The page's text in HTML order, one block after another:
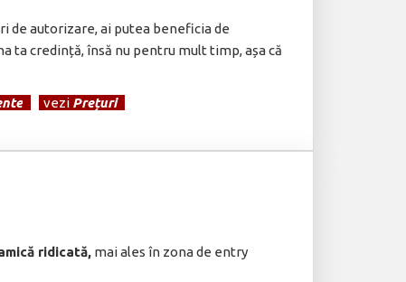
de autorizare, ai putea beneficia de
ta credință, însă nu pentru mult timp, așa că
vezi Prețuri
ridicată, mai ales în zona de entry